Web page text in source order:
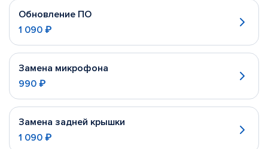
Обновление ПО
1 090 ₽
Замена микрофона
990 ₽
Замена задней крышки
1 090 ₽